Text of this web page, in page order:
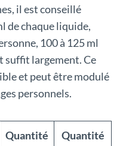
il est conseillé
de chaque liquide,
100 à 125 ml
suffit largement. Ce
et peut être modulé
personnels.
Quantité
Quantité